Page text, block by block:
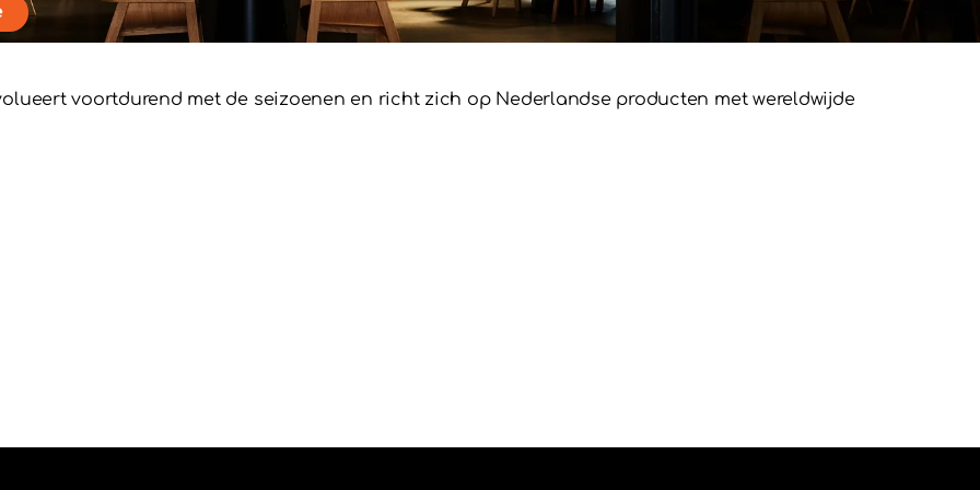
voortdurend met de seizoenen en richt zich op Nederlandse producten met wereldwijde